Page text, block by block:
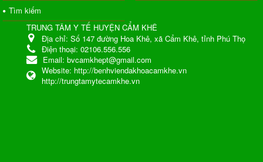
Tìm kiếm
TRUNG TÂM Y TẾ HUYỆN CẨM KHÊ
Địa chỉ: Số 147 đường Hoa Khê, xã Cẩm Khê, tỉnh Phú Thọ
Điện thoại: 02106.556.556
Email: bvcamkhept@gmail.com
Website: http://benhviendakhoacamkhe.vn
http://trungtamytecamkhe.vn